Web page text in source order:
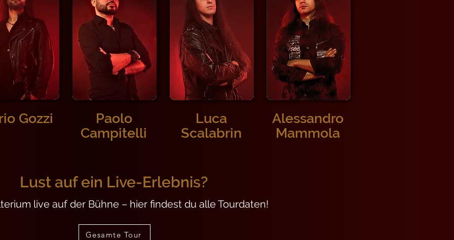
Gozzi
Paolo
Campitelli
Luca
Scalabrin
Alessandro
Mammola
Lust auf ein Live-Erlebnis?
live auf der Bühne – hier findest du alle Tourdaten!
Gesamte Tour